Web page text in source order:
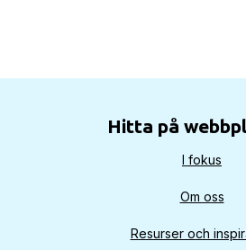
Hitta på
I fokus
Om oss
Resurser och